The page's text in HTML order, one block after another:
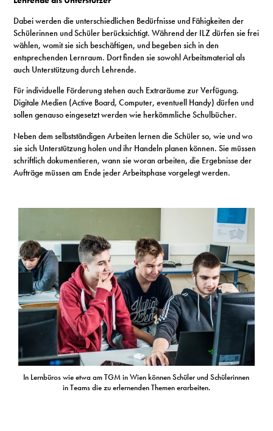
Dabei werden die unterschiedlichen Bedürfnisse und Fähigkeiten der
Schülerinnen und Schüler berücksichtigt. Während der ILZ dürfen sie frei
wählen, womit sie sich beschäftigen, und begeben sich in den
entsprechenden Lernraum. Dort finden sie sowohl Arbeitsmaterial als
auch Unterstützung durch Lehrende.
Für individuelle Förderung stehen auch Extraräume zur Verfügung.
Digitale Medien (Active Board, Computer, eventuell Handy) dürfen und
sollen genauso eingesetzt werden wie herkömmliche Schulbücher.
Neben dem selbstständigen Arbeiten lernen die Schüler so, wie und wo
sie sich Unterstützung holen und ihr Handeln planen können. Sie müssen
schriftlich dokumentieren, wann sie woran arbeiten, die Ergebnisse der
Aufträge müssen am Ende jeder Arbeitsphase vorgelegt werden.
In Lernbüros wie etwa am TGM in Wien können Schüler und Schülerinnen
in Teams die zu erlernenden Themen erarbeiten.